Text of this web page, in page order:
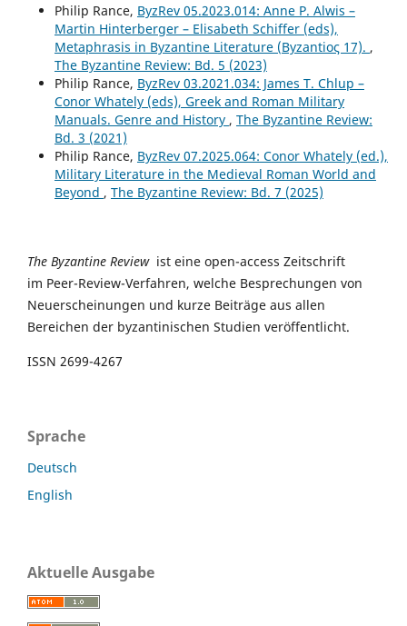
Philip Rance, ByzRev 05.2023.014: Anne P. Alwis –
Martin Hinterberger – Elisabeth Schiffer (eds),
Metaphrasis in Byzantine Literature (Byzantioς 17). ,
The Byzantine Review: Bd. 5 (2023)
Philip Rance, ByzRev 03.2021.034: James T. Chlup –
Conor Whately (eds), Greek and Roman Military
Manuals. Genre and History , The Byzantine Review:
Bd. 3 (2021)
Philip Rance, ByzRev 07.2025.064: Conor Whately (ed.),
Military Literature in the Medieval Roman World and
Beyond , The Byzantine Review: Bd. 7 (2025)
The Byzantine Reviewist eine open-access Zeitschrift
im Peer-Review-Verfahren, welche Besprechungen von
Neuerscheinungen und kurze Beiträge aus allen
Bereichen der byzantinischen Studien veröffentlicht.
ISSN 2699-4267
Sprache
Deutsch
English
Aktuelle Ausgabe